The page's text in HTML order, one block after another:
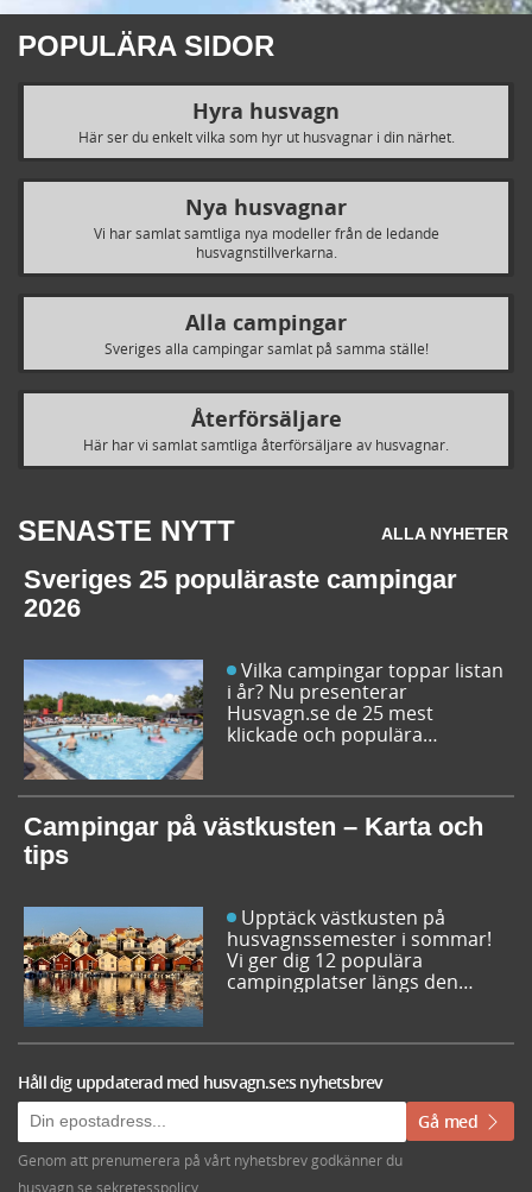
POPULÄRA SIDOR
Hyra husvagn
Här ser du enkelt vilka som hyr ut husvagnar i din närhet.
Nya husvagnar
Vi har samlat samtliga nya modeller från de ledande
husvagnstillverkarna.
Alla campingar
Sveriges alla campingar samlat på samma ställe!
Återförsäljare
Här har vi samlat samtliga återförsäljare av husvagnar.
SENASTE NYTT ALLA NYHETER
Sveriges 25 populäraste campingar
2026
Vilka campingar toppar listan
i år? Nu presenterar
Husvagn.se de 25 mest
klickade och populära
inspireras av campingfolkets
egna favoriter och hitta din
nästa favorit redan idag!
Campingar på västkusten – Karta och
tips
husvagnssemester i sommar!
Vi ger dig 12 populära
campingplatser längs den
campingar längst västkusten
Håll dig uppdaterad med husvagn.se:s nyhetsbrev
Gå med
Genom att prenumerera på vårt nyhetsbrev godkänner du
husvagn.se sekretesspolicy